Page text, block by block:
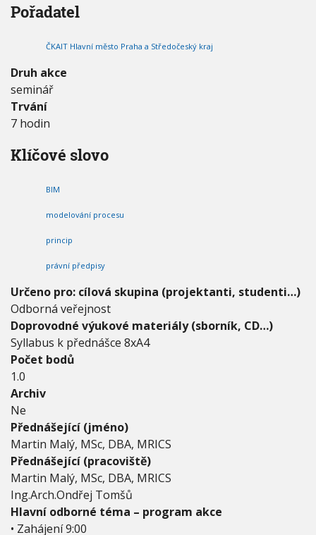
V
I
r
c
k
é
p
o
ž
j
e
k
t
a
n
t
y
a
p
ř
í
p
r
a
v
á
ř
Pořadatel
ČKAIT Hlavní město Praha a Středočeský kraj
Druh akce
seminář
Trvání
7 hodin
Klíčové slovo
BIM
modelování procesu
princip
právní předpisy
Určeno pro: cílová skupina (projektanti, studenti…)
Odborná veřejnost
Doprovodné výukové materiály (sborník, CD…)
Syllabus k přednášce 8xA4
Počet bodů
1.0
Archiv
Ne
Přednášející (jméno)
Martin Malý, MSc, DBA, MRICS
Přednášející (pracoviště)
Martin Malý, MSc, DBA, MRICS
Ing.Arch.Ondřej Tomšů
Hlavní odborné téma – program akce
• Zahájení 9:00